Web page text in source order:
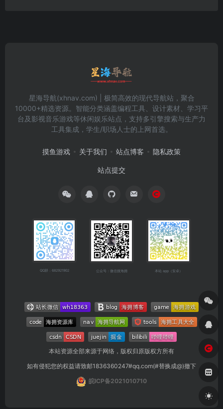
星海导航(xhnav.com) | 极简高效的现代导航站，聚合
10000+精选资源。智能分类涵盖编程工具、设计素材、学习平
台及影视音乐游戏等休闲娱乐站点，支持多引擎搜索与生产力
工具集成，学生/职场人士的上网首选。
摸鱼游戏 关于我们 站点博客 隐私政策
站点提交
QQ群：682921902 公众号：微信搜海拥 本站 app（安卓）
本站资源全部来源于网络，版权归原版权方所有
如有侵犯您的权益请致邮1836360247#qq.com(#替换成@)撤下
皖ICP备2021010710